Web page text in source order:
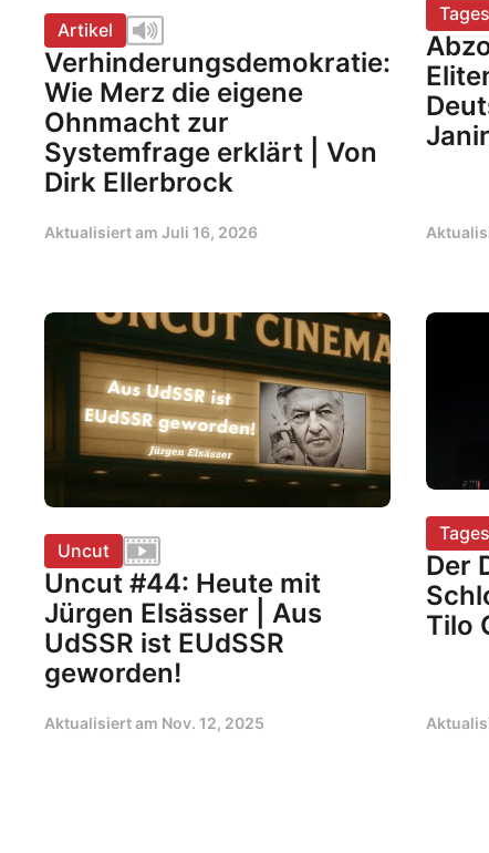
Artikel
Verhinderungsdemokratie:
Wie Merz die eigene
Ohnmacht zur
Systemfrage erklärt | Von
Dirk Ellerbrock
Aktualisiert am Juli 16, 2026
Uncut
Uncut #44: Heute mit
Jürgen Elsässer | Aus
UdSSR ist EUdSSR
geworden!
Aktualisiert am Nov. 12, 2025
Der
Tilo